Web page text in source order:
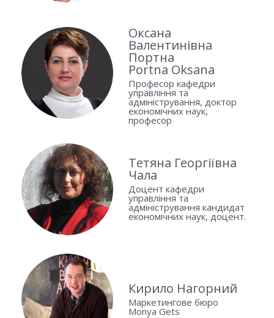
Оксана
Валентинівна
Портна
Portna Oksana
Професор кафедри
управління та
адміністрування, доктор
економічних наук,
професор
Тетяна Георгіївна
Чала
Доцент кафедри
управління та
адміністрування кандидат
економічних наук, доцент.
Кирило Нагорний
Маркетингове бюро
Monya Gets